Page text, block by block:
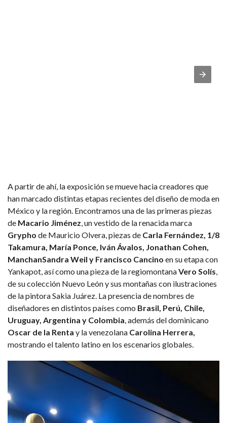
A partir de ahí, la exposición se mueve hacia creadores que
han marcado distintas etapas recientes del diseño de moda en
México y la región. Encontramos una de las primeras piezas
de Macario Jiménez, un vestido de la renacida marca
Grypho de Mauricio Olvera, piezas de Carla Fernández, 1/8
Takamura, María Ponce, Iván Ávalos, Jonathan Cohen,
ManchanSandra Weil y Francisco Cancino en su etapa con
Yankapot, así como una pieza de la regiomontanaVero Solís,
de su colección Nuevo León y sus montañas con ilustraciones
de la pintora Sakia Juárez. La presencia de nombres de
diseñadores en distintos países como Brasil, Perú, Chile,
Uruguay, Argentina y Colombia, además del dominicano
Oscar de la Renta y la venezolana Carolina Herrera,
mostrando el talento latino en los escenarios globales.